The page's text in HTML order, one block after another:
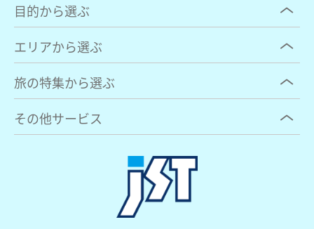
目的から選ぶ
エリアから選ぶ
旅の特集から選ぶ
その他サービス